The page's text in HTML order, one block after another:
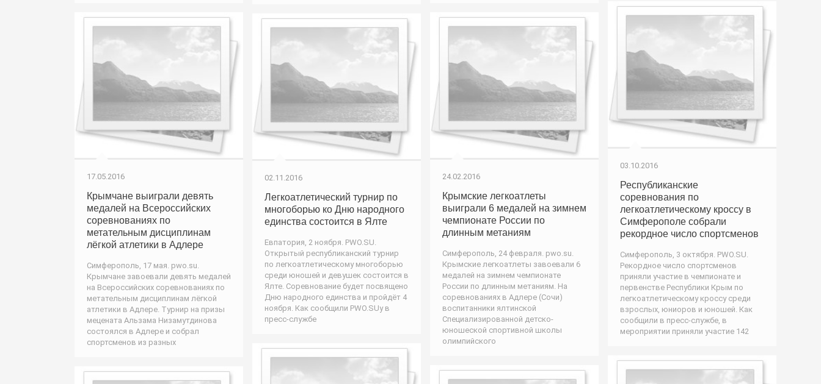
03.10.2016
Республиканские
соревнования по
легкоатлетическому кроссу в
Симферополе собрали
рекордное число спортсменов
Симферополь, 3 октября. PWO.SU.
Рекордное число спортсменов
приняли участие в чемпионате и
первенстве Республики Крым по
легкоатлетическому кроссу среди
взрослых, юниоров и юношей. Как
сообщили в пресс-службе, в
мероприятии приняли участие 142
17.05.2016
Крымчане выиграли девять
медалей на Всероссийских
соревнованиях по
метательным дисциплинам
лёгкой атлетики в Адлере
Симферополь, 17 мая. pwo.su.
Крымчане завоевали девять медалей
на Всероссийских соревнованиях по
метательным дисциплинам лёгкой
атлетики в Адлере. Турнир на призы
мецената Альзама Низамутдинова
состоялся в Адлере и собрал
спортсменов из разных
24.02.2016
Крымские легкоатлеты
выиграли 6 медалей на зимнем
чемпионате России по
длинным метаниям
Симферополь, 24 февраля. pwo.su.
Крымские легкоатлеты завоевали 6
медалей на зимнем чемпионате
России по длинным метаниям. На
соревнованиях в Адлере (Сочи)
воспитанники ялтинской
Специализированной детско-
юношеской спортивной школы
олимпийского
02.11.2016
Легкоатлетический турнир по
многоборью ко Дню народного
единства состоится в Ялте
Евпатория, 2 ноября. PWO.SU.
Открытый республиканский турнир
по легкоатлетическому многоборью
среди юношей и девушек состоится в
Ялте. Соревнование будет посвящено
Дню народного единства и пройдёт 4
ноября. Как сообщили PWO.SUу в
пресс-службе